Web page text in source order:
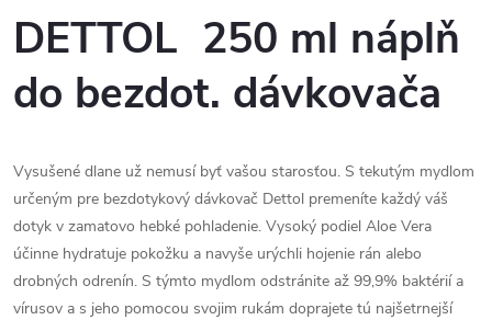
DETTOL 250 ml náplň
do bezdot. dávkovača
Vysušené dlane už nemusí byť vašou starosťou. S tekutým mydlom
určeným pre bezdotykový dávkovač Dettol premeníte každý váš
dotyk v zamatovo hebké pohladenie. Vysoký podiel Aloe Vera
účinne hydratuje pokožku a navyše urýchli hojenie rán alebo
drobných odrenín. S týmto mydlom odstránite až 99,9% baktérií a
vírusov a s jeho pomocou svojim rukám doprajete tú najšetrnejší